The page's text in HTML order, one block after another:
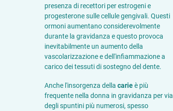
presenza di recettori per estrogeni e
progesterone sulle cellule gengivali. Questi
ormoni aumentano considerevolmente
durante la gravidanza e questo provoca
inevitabilmente un aumento della
vascolarizzazione e dell'infiammazione a
carico dei tessuti di sostegno del dente.
Anche l'insorgenza della carieè più
frequente nella donna in gravidanza per via
degli spuntini più numerosi, spesso